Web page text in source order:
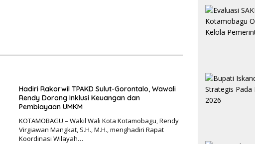
Hadiri Rakorwil TPAKD Sulut-Gorontalo, Wawali
Rendy Dorong Inklusi Keuangan dan
Pembiayaan UMKM
KOTAMOBAGU – Wakil Wali Kota Kotamobagu, Rendy
Virgiawan Mangkat, S.H., M.H., menghadiri Rapat
Koordinasi Wilayah…